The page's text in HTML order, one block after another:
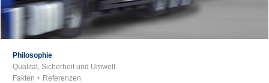
Philosophie
Qualität, Sicherheit und Umwelt
Fakten + Referenzen